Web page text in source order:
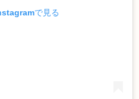
で見る